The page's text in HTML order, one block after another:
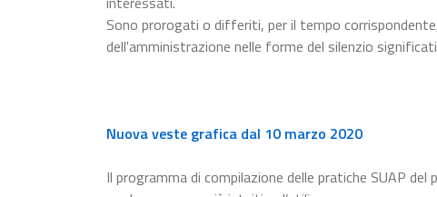
Sono prorogati o differiti, per il tempo
dell'amministrazione nelle forme del silenzio
Nuova veste grafica dal 10 marzo 2020
Il programma di compilazione delle pratiche SUAP